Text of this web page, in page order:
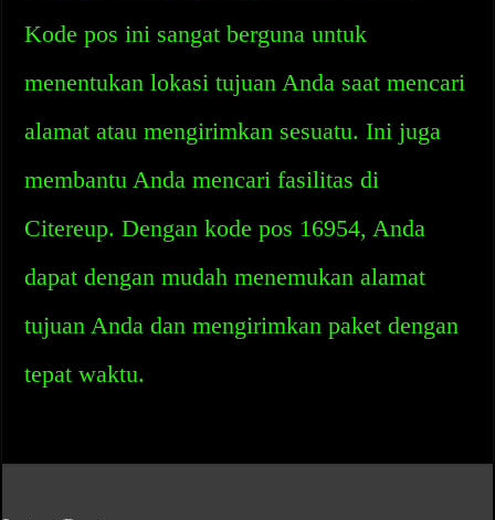
Kode pos ini sangat berguna untuk
menentukan lokasi tujuan Anda saat mencari
alamat atau mengirimkan sesuatu. Ini juga
membantu Anda mencari fasilitas di
Citereup. Dengan kode pos 16954, Anda
dapat dengan mudah menemukan alamat
tujuan Anda dan mengirimkan paket dengan
tepat waktu.